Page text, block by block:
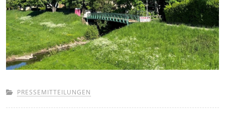
PRESSEMITTEILUNGEN